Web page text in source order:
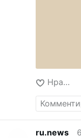
Нравится
ru.news